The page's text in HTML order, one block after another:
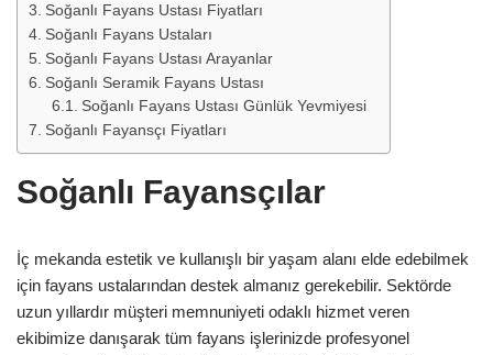
Soğanlı Fayans Ustası Fiyatları
Soğanlı Fayans Ustaları
Soğanlı Fayans Ustası Arayanlar
Soğanlı Seramik Fayans Ustası
Soğanlı Fayans Ustası Günlük Yevmiyesi
Soğanlı Fayansçı Fiyatları
Soğanlı Fayansçılar
İç mekanda estetik ve kullanışlı bir yaşam alanı elde edebilmek
için fayans ustalarından destek almanız gerekebilir. Sektörde
uzun yıllardır müşteri memnuniyeti odaklı hizmet veren
ekibimize danışarak tüm fayans işlerinizde profesyonel